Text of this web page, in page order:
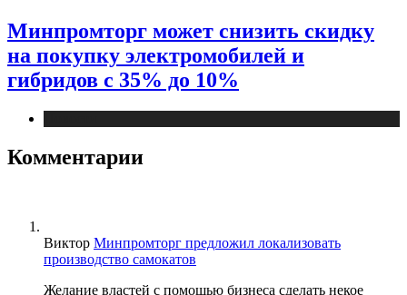
Минпромторг может снизить скидку
на покупку электромобилей и
гибридов с 35% до 10%
Комментарии
Виктор Минпромторг предложил локализовать
производство самокатов
Желание властей с помощью бизнеса сделать некое